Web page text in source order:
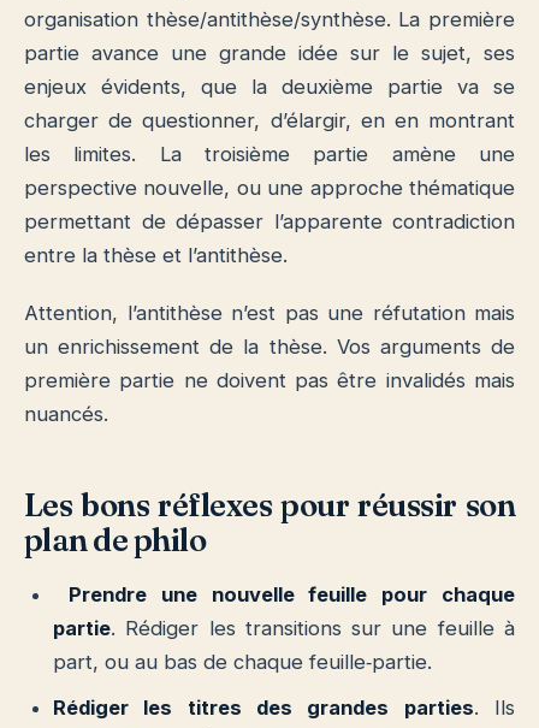
organisation thèse/antithèse/synthèse. La première
partie avance une grande idée sur le sujet, ses
enjeux évidents, que la deuxième partie va se
charger de questionner, d’élargir, en en montrant
les limites. La troisième partie amène une
perspective nouvelle, ou une approche thématique
permettant de dépasser l’apparente contradiction
entre la thèse et l’antithèse.
Attention, l’antithèse n’est pas une réfutation mais
un enrichissement de la thèse. Vos arguments de
première partie ne doivent pas être invalidés mais
nuancés.
Les bons réflexes pour réussir son
plan de philo
Prendre une nouvelle feuille pour chaque
partie. Rédiger les transitions sur une feuille à
part, ou au bas de chaque feuille‐partie.
Rédiger les titres des grandes parties. Ils